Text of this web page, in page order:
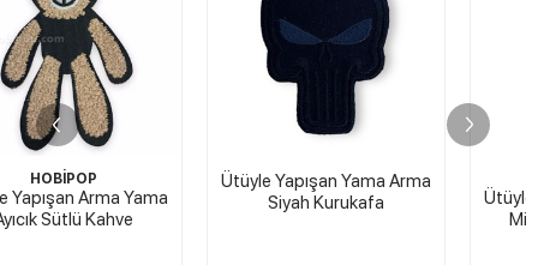
Ütüyle Yapışan Yama Arma
Siyah Kurukafa
HOBİPOP
Ütüyle Yapışan Yama Arma